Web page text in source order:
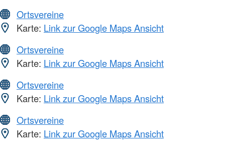
Ortsvereine
Karte: Link zur Google Maps Ansicht
Ortsvereine
Karte: Link zur Google Maps Ansicht
Ortsvereine
Karte: Link zur Google Maps Ansicht
Ortsvereine
Karte: Link zur Google Maps Ansicht